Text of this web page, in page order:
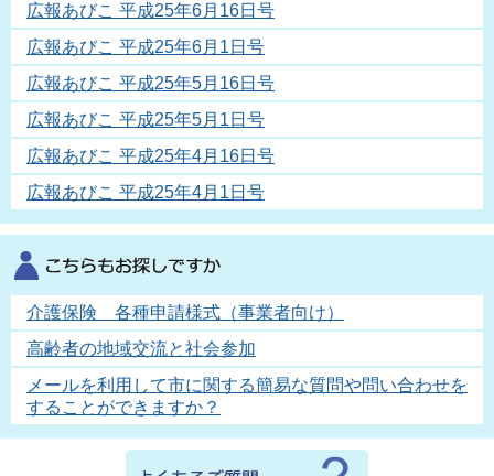
広報あびこ 平成25年6月16日号
広報あびこ 平成25年6月1日号
広報あびこ 平成25年5月16日号
広報あびこ 平成25年5月1日号
広報あびこ 平成25年4月16日号
広報あびこ 平成25年4月1日号
介護保険 各種申請様式（事業者向け）
高齢者の地域交流と社会参加
メールを利用して市に関する簡易な質問や問い合わせを
することができますか？